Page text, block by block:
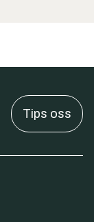
Tips oss